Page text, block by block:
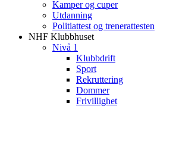
Kamper og cuper
Utdanning
Politiattest og trenerattesten
NHF Klubbhuset
Nivå 1
Klubbdrift
Sport
Rekruttering
Dommer
Frivillighet